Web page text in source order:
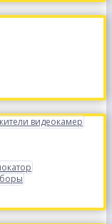
видеокамер